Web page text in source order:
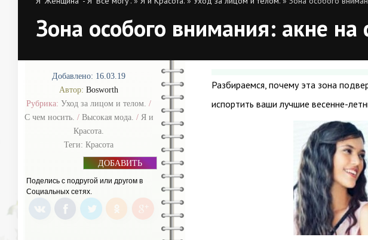
Зона особого внимания: акне на
Добавлено: 16.03.19
Автор: Bosworth
Рубрика: Уход за лицом и телом. /
С чем носить. / Высокая мода. / Я и
Красота.
Теги: Красота
ДОБАВИТЬ
Поделись с подругой или другом в
Социальных сетях.
Разбираемся, почему эта зона
испортить ваши лучшие весенне-